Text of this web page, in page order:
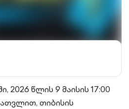
2026 წლის 9 მაისის 17:00
თიბისის